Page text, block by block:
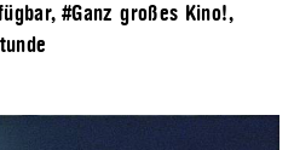
, #Ganz großes Kino!,